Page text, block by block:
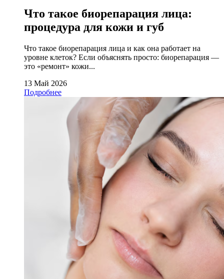
Что такое биорепарация лица:
процедура для кожи и губ
Что такое биорепарация лица и как она работает на
уровне клеток? Если объяснять просто: биорепарация —
это «ремонт» кожи...
13 Май 2026
Подробнее